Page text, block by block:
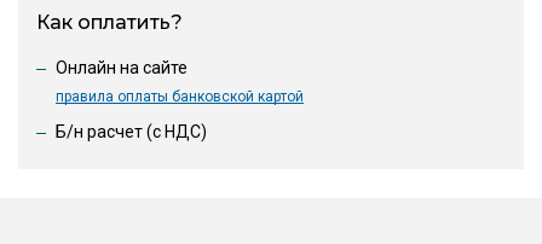
Как оплатить?
Онлайн на сайте
правила оплаты банковской картой
Б/н расчет (c НДС)